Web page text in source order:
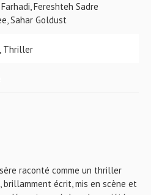
Fereshteh Sadre
Sahar Goldust
Thriller
raconté comme un thriller
écrit, mis en scène et